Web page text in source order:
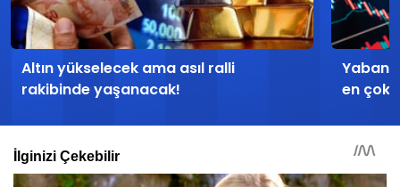
Altın yükselecek ama asıl ralli
rakibinde yaşanacak!
en çok